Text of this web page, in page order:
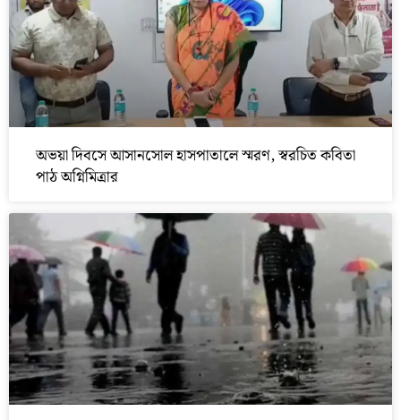
অভয়া দিবসে আসানসোল হাসপাতালে স্মরণ, স্বরচিত কবিতা
পাঠ অগ্নিমিত্রার